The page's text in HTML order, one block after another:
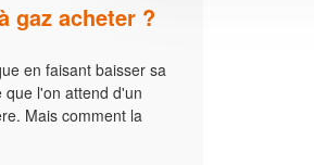
gaz acheter ?
en faisant baisser sa
que l'on attend d'un
Mais comment la